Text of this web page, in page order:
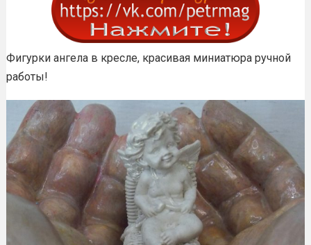
Фигурки ангела в кресле, красивая миниатюра ручной
работы!